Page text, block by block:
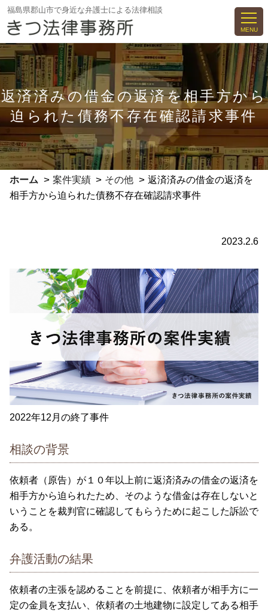
コ
ン
へ
ス
プ
福島県郡山市で身近な弁護士による法律相談
MENU
返済済みの借金の返済を相手方から
迫られた債務不存在確認請求事件
ホーム > 案件実績 > その他 > 返済済みの借金の返済を
相手方から迫られた債務不存在確認請求事件
2023.2.6
2022年12月の終了事件
相談の背景
依頼者（原告）が１０年以上前に返済済みの借金の返済を
相手方から迫られたため、そのような借金は存在しないと
いうことを裁判官に確認してもらうために起こした訴訟で
ある。
弁護活動の結果
依頼者の主張を認めることを前提に、依頼者が相手方に一
定の金員を支払い、依頼者の土地建物に設定してある相手